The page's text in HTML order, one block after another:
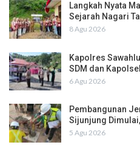
Langkah Nyata
Sejarah Nagari
8 Agu 2026
Kapolres
SDM dan
6 Agu 2026
Pembangunan
Sijunjung
5 Agu 2026